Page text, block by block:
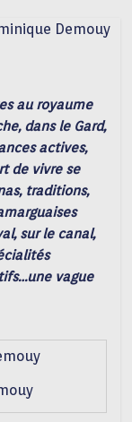
au royaume
dans le Gard,
actives,
de vivre se
traditions,
sur le canal,
vague